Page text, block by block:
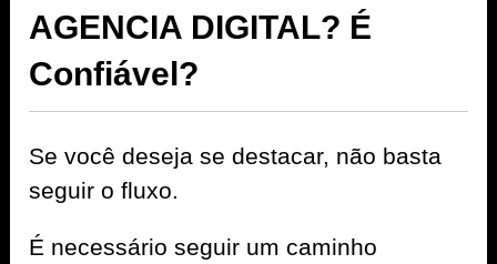
AGENCIA DIGITAL? É
Confiável?
Se você deseja se destacar, não basta
seguir o fluxo.
É necessário seguir um caminho